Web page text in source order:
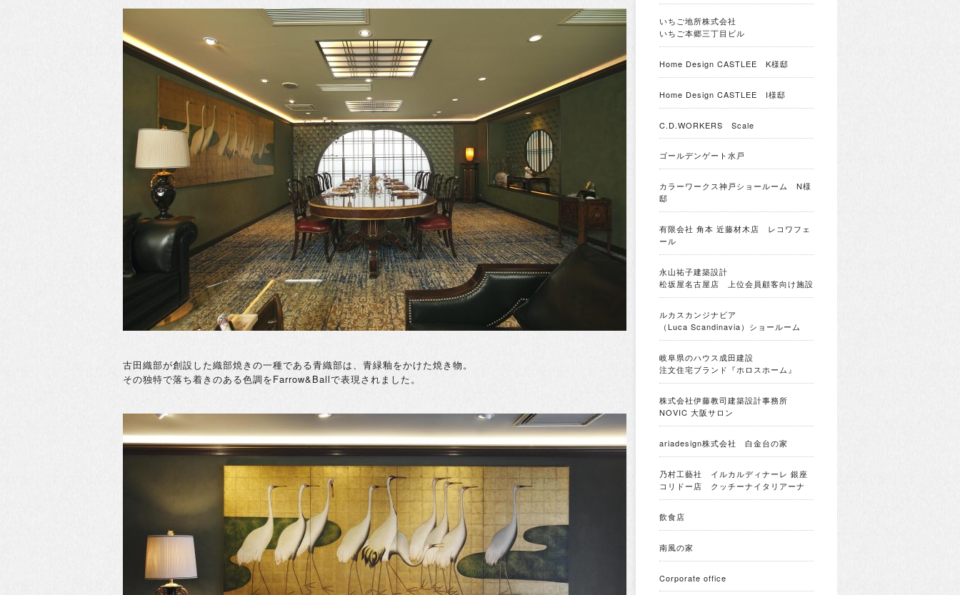
古田織部が創設した織部焼きの一種である青織部は、青緑釉をかけた焼き物。
その独特で落ち着きのある色調をFarrow&Ballで表現されました。
いちご地所株式会社
いちご本郷三丁目ビル
Home Design CASTLEE K様邸
Home Design CASTLEE I様邸
C.D.WORKERS Scale
ゴールデンゲート水戸
カラーワークス神戸ショールーム N様
邸
有限会社 角本 近藤材木店 レコワフェ
ール
永山祐子建築設計
松坂屋名古屋店 上位会員顧客向け施設
ルカスカンジナビア
（Luca Scandinavia）ショールーム
岐阜県のハウス成田建設
注文住宅ブランド『ホロスホーム』
株式会社伊藤教司建築設計事務所
NOVIC 大阪サロン
ariadesign株式会社 白金台の家
乃村工藝社 イルカルディナーレ 銀座
コリドー店 クッチーナイタリアーナ
飲食店
南風の家
Corporate office